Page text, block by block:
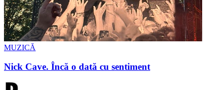
MUZICĂ
Nick Cave. Încă o dată cu sentiment